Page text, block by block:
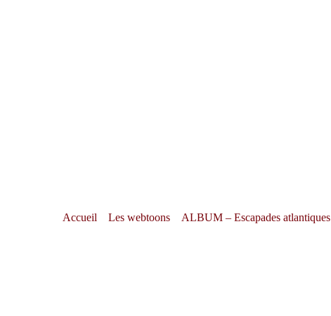
Accueil Les webtoons ALBUM – Escapades atlantiques